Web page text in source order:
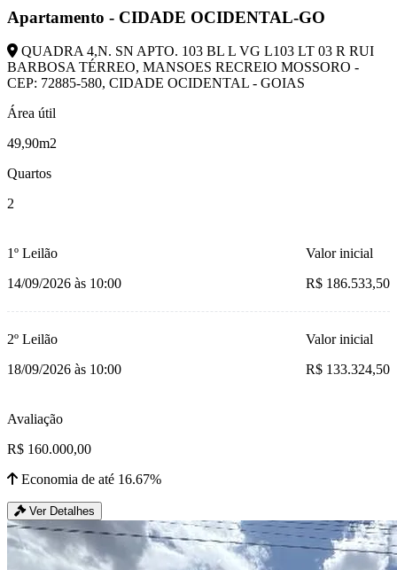
Apartamento - CIDADE OCIDENTAL-GO
QUADRA 4,N. SN APTO. 103 BL L VG L103 LT 03 R RUI
BARBOSA TÉRREO, MANSOES RECREIO MOSSORO -
CEP: 72885-580, CIDADE OCIDENTAL - GOIAS
Área útil
49,90m2
Quartos
2
1º Leilão
14/09/2026 às 10:00
Valor inicial
R$ 186.533,50
2º Leilão
18/09/2026 às 10:00
Valor inicial
R$ 133.324,50
Avaliação
R$ 160.000,00
Economia de até 16.67%
Ver Detalhes